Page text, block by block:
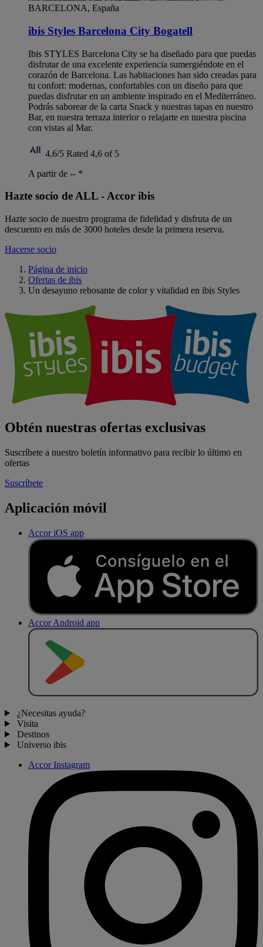
BARCELONA, España
ibis Styles Barcelona City Bogatell
Ibis STYLES Barcelona City se ha diseñado para que puedas
disfrutar de una excelente experiencia sumergiéndote en el
corazón de Barcelona. Las habitaciones han sido creadas para
tu confort: modernas, confortables con un diseño para que
puedas disfrutar en un ambiente inspirado en el Mediterráneo.
Podrás saborear de la carta Snack y nuestras tapas en nuestro
Bar, en nuestra terraza interior o relajarte en nuestra piscina
con vistas al Mar.
4,6/5 Rated 4,6 of 5
A partir de -- *
Hazte socio de ALL - Accor ibis
Hazte socio de nuestro programa de fidelidad y disfruta de un
descuento en más de 3000 hoteles desde la primera reserva.
Hacerse socio
Página de inicio
Ofertas de ibis
Un desayuno rebosante de color y vitalidad en ibis Styles
Obtén nuestras ofertas exclusivas
Suscríbete a nuestro boletín informativo para recibir lo último en
ofertas
Suscríbete
Aplicación móvil
Accor iOS app
Accor Android app
¿Necesitas ayuda?
Visita
Destinos
Universo ibis
Accor Instagram